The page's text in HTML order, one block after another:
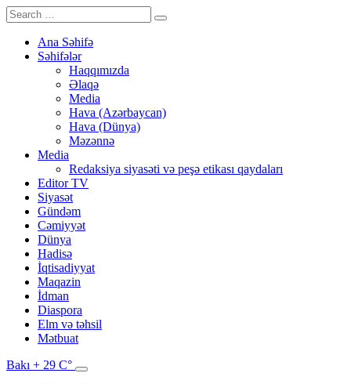
Ana Səhifə
Səhifələr
Haqqımızda
Əlaqə
Media
Hava (Azərbaycan)
Hava (Dünya)
Məzənnə
Media
Redaksiya siyasəti və peşə etikası qaydaları
Editor TV
Siyasət
Gündəm
Cəmiyyət
Dünya
Hadisə
İqtisadiyyat
Maqazin
İdman
Diaspora
Elm və təhsil
Mətbuat
Bakı + 29 C°